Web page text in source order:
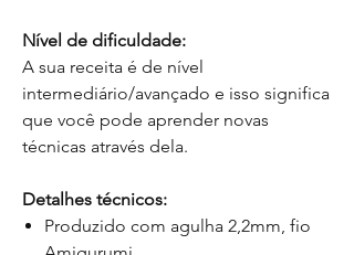
Nível de dificuldade:
A sua receita é de nível
intermediário/avançado e isso significa
que você pode aprender novas
técnicas através dela.
Detalhes técnicos:
Produzido com agulha 2,2mm, fio